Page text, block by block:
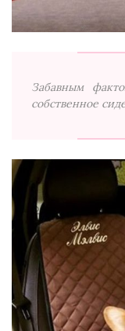
Забавным
собственное